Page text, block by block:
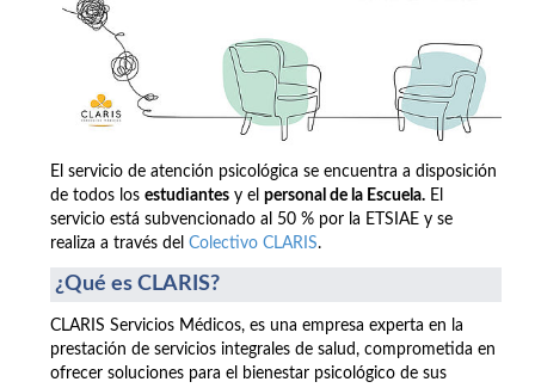
El servicio de atención psicológica se encuentra a disposición
de todos los estudiantes y el personal de la Escuela. El
servicio está subvencionado al 50 % por la ETSIAE y se
realiza a través del Colectivo CLARIS.
¿Qué es CLARIS?
CLARIS Servicios Médicos, es una empresa experta en la
prestación de servicios integrales de salud, comprometida en
ofrecer soluciones para el bienestar psicológico de sus